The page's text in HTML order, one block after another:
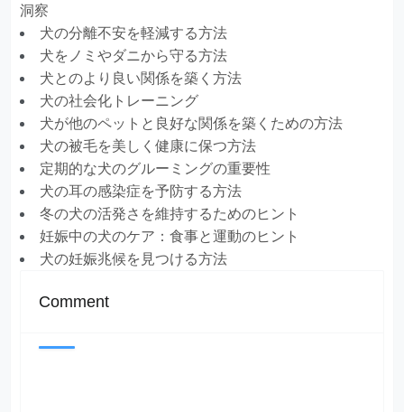
洞察
犬の分離不安を軽減する方法
犬をノミやダニから守る方法
犬とのより良い関係を築く方法
犬の社会化トレーニング
犬が他のペットと良好な関係を築くための方法
犬の被毛を美しく健康に保つ方法
定期的な犬のグルーミングの重要性
犬の耳の感染症を予防する方法
冬の犬の活発さを維持するためのヒント
妊娠中の犬のケア：食事と運動のヒント
犬の妊娠兆候を見つける方法
Comment